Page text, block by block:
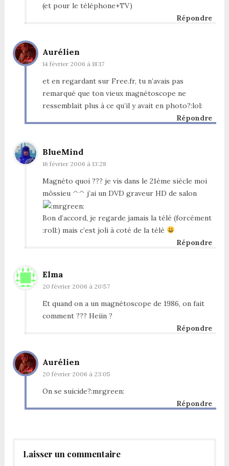
(et pour le téléphone+TV)
Répondre
Aurélien
14 février 2006 à 18:17
et en regardant sur Free.fr, tu n’avais pas
remarqué que ton vieux magnétoscope ne
ressemblait plus à ce qu’il y avait en photo?:lol:
Répondre
BlueMind
16 février 2006 à 13:28
Magnéto quoi ??? je vis dans le 21ème siècle moi
môssieu ^^ j’ai un DVD graveur HD de salon
Bon d’accord, je regarde jamais la télé (forcément
:roll:) mais c’est joli à coté de la télé
Répondre
Elma
20 février 2006 à 20:57
Et quand on a un magnétoscope de 1986, on fait
comment ??? Heiin ?
Répondre
Aurélien
20 février 2006 à 23:05
On se suicide?:mrgreen:
Répondre
Laisser un commentaire